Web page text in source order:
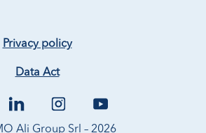
Privacy policy
Data Act
Ali Group Srl – 2026